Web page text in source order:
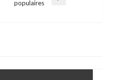
populaires